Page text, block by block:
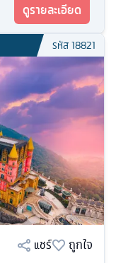
ดูรายละเอียด
รหัส18821
แชร์
ถูกใจ